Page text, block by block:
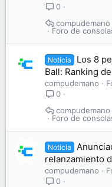
0
Foro de
compudemano
Noticia
Los 8
Ball: Ranking
compudemano
0
Foro de
compudemano
Noticia
relanzamiento
compudemano
0